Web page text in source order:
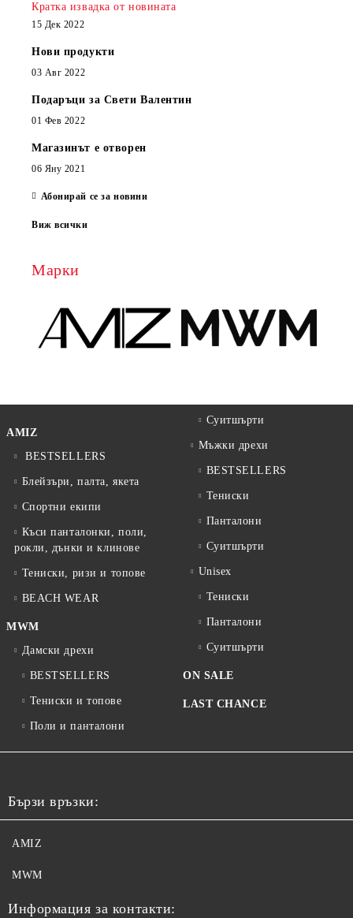
Кратка извадка от новината
15 Дек 2022
Нови продукти
03 Авг 2022
Подаръци за Свети Валентин
01 Фев 2022
Магазинът е отворен
06 Яну 2021
Абонирай се за новини
Виж всички
Марки
AMIZ
BESTSELLERS
Блейзъри, палта, якета
Спортни екипи
Къси панталонки, поли,
рокли, дънки и клинове
Тениски, ризи и топове
BEACH WEAR
MWM
Дамски дрехи
BESTSELLERS
Тениски и топове
Поли и панталони
Суитшърти
Мъжки дрехи
BESTSELLERS
Тениски
Панталони
Суитшърти
Unisex
Тениски
Панталони
Суитшърти
ON SALE
LAST CHANCE
Бързи връзки:
AMIZ
MWM
Информация за контакти: